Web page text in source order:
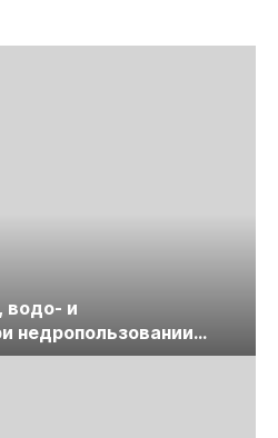
водо- и
недропользовании
«ПравоТЭК»